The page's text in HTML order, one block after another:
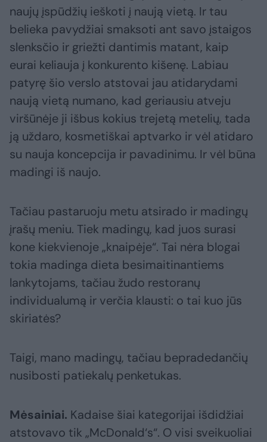
naujų įspūdžių ieškoti į naują vietą. Ir tau
belieka pavydžiai smaksoti ant savo įstaigos
slenksčio ir griežti dantimis matant, kaip
eurai keliauja į konkurento kišenę. Labiau
patyrę šio verslo atstovai jau atidarydami
naują vietą numano, kad geriausiu atveju
viršūnėje ji išbus kokius trejetą metelių, tada
ją uždaro, kosmetiškai aptvarko ir vėl atidaro
su nauja koncepcija ir pavadinimu. Ir vėl būna
madingi iš naujo.
Tačiau pastaruoju metu atsirado ir madingų
įrašų meniu. Tiek madingų, kad juos surasi
kone kiekvienoje „knaipėje“. Tai nėra blogai
tokia madinga dieta besimaitinantiems
lankytojams, tačiau žudo restoranų
individualumą ir verčia klausti: o tai kuo jūs
skiriatės?
Taigi, mano madingų, tačiau bepradedančių
nusibosti patiekalų penketukas.
Mėsainiai. Kadaise šiai kategorijai išdidžiai
atstovavo tik „McDonald‘s“. O visi sveikuoliai